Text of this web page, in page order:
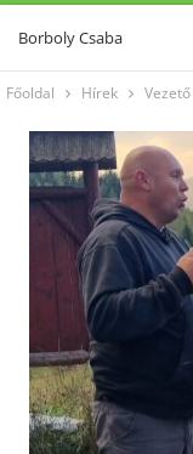
Borboly Csaba
Főoldal Hírek